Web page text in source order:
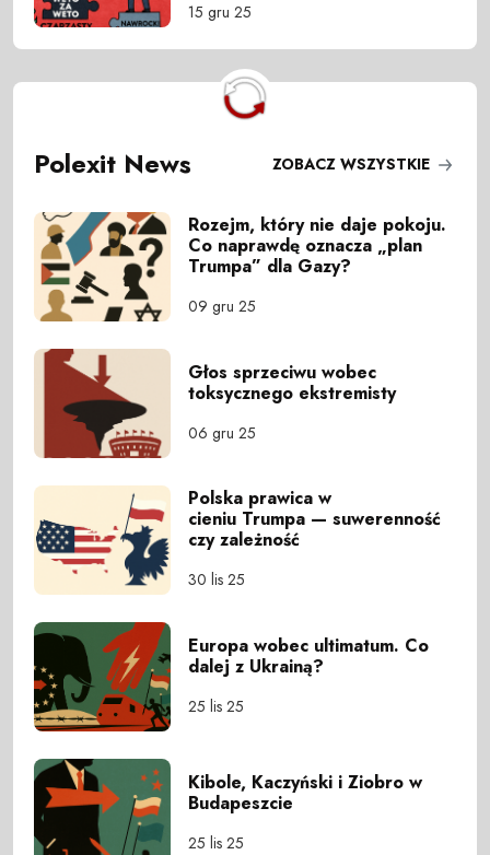
15 gru 25
Polexit News ZOBACZ WSZYSTKIE
Rozejm, który nie daje pokoju.
Co naprawdę oznacza „plan
Trumpa” dla Gazy?
09 gru 25
Głos sprzeciwu wobec
toksycznego ekstremisty
06 gru 25
Polska prawica w
cieniu Trumpa — suwerenność
czy zależność
30 lis 25
Europa wobec ultimatum. Co
dalej z Ukrainą?
25 lis 25
Kibole, Kaczyński i Ziobro w
Budapeszcie
25 lis 25